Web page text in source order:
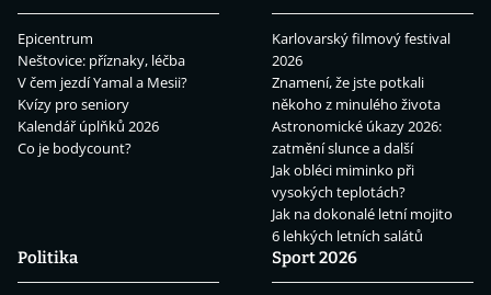
Epicentrum
Neštovice: příznaky, léčba
V čem jezdí Yamal a Mesii?
Kvízy pro seniory
Kalendář úplňků 2026
Co je bodycount?
Karlovarský filmový festival
2026
Znamení, že jste potkali
někoho z minulého života
Astronomické úkazy 2026:
zatmění slunce a další
Jak obléci miminko při
vysokých teplotách?
Jak na dokonalé letní mojito
6 lehkých letních salátů
Politika
Sport 2026